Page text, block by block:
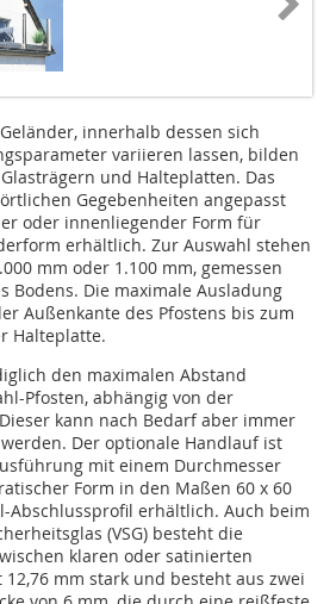
innerhalb dessen sich
variieren lassen, bilden
und Halteplatten. Das
Gegebenheiten angepasst
oder innenliegender Form für
erhältlich. Zur Auswahl stehen
mm oder 1.100 mm, gemessen
Bodens. Die maximale Ausladung
Außenkante des Pfostens bis zum
Halteplatte.
den maximalen Abstand
Pfosten, abhängig von der
kann nach Bedarf aber immer
Der optionale Handlauf ist
mit einem Durchmesser
Form in den Maßen 60 x 60
Abschlussprofil erhältlich. Auch beim
(VSG) besteht die
klaren oder satinierten
12,76 mm stark und besteht aus zwei